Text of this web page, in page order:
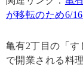
が移転のため6/
亀有2丁目の「す
で開業される料